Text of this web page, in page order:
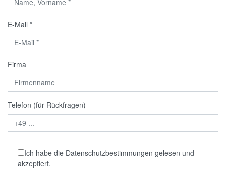
E-Mail *
Firma
Telefon (für Rückfragen)
Ich habe die Datenschutzbestimmungen gelesen und
akzeptiert.